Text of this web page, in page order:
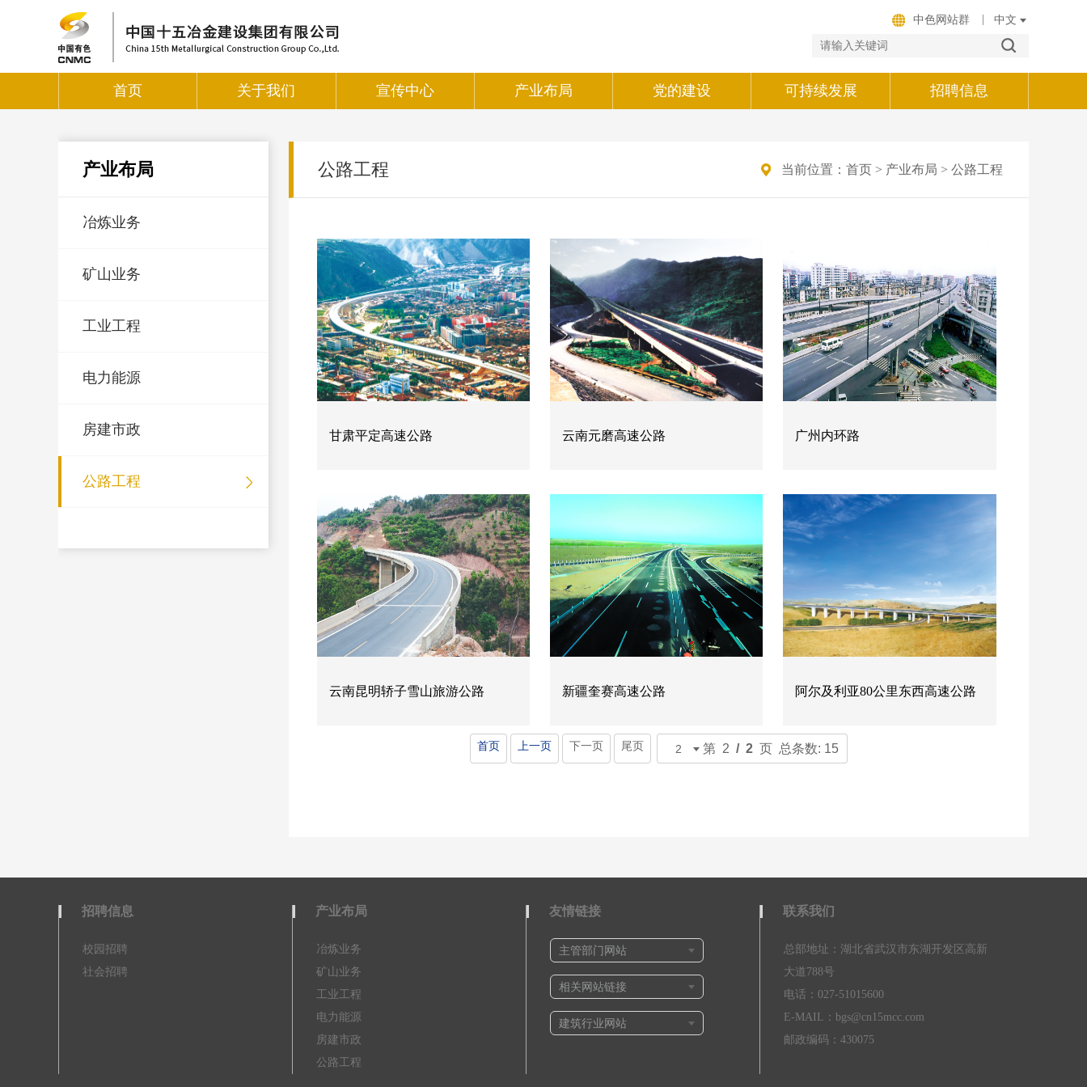
中色网站群
首页 关于我们 宣传中心 产业布局 党的建设 可持续发展 招聘信息
产业布局
冶炼业务
矿山业务
工业工程
电力能源
房建市政
公路工程
公路工程 当前位置： 首页 > 产业布局 > 公路工程
甘肃平定高速公路 云南元磨高速公路 广州内环路
云南昆明轿子雪山旅游公路 新疆奎赛高速公路 阿尔及利亚80公里东西高速公路
首页 上一页 下一页 尾页 第 2 / 2 页 总条数: 15
招聘信息
校园招聘
社会招聘
产业布局
冶炼业务
矿山业务
工业工程
电力能源
房建市政
公路工程
友情链接 联系我们
总部地址：湖北省武汉市东湖开发区高新
大道788号
电话：027-51015600
E-MAIL：bgs@cn15mcc.com
邮政编码：430075